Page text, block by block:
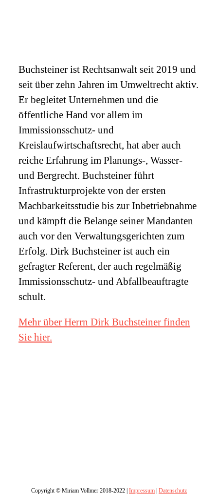
Buchsteiner ist Rechtsanwalt seit 2019 und
seit über zehn Jahren im Umweltrecht aktiv.
Er begleitet Unternehmen und die
öffentliche Hand vor allem im
Immissionsschutz- und
Kreislaufwirtschaftsrecht, hat aber auch
reiche Erfahrung im Planungs-, Wasser-
und Bergrecht. Buchsteiner führt
Infrastrukturprojekte von der ersten
Machbarkeitsstudie bis zur Inbetriebnahme
und kämpft die Belange seiner Mandanten
auch vor den Verwaltungsgerichten zum
Erfolg. Dirk Buchsteiner ist auch ein
gefragter Referent, der auch regelmäßig
Immissionsschutz- und Abfallbeauftragte
schult.
Mehr über Herrn Dirk Buchsteiner finden
Sie hier.
Copyright © Miriam Vollmer 2018-2022 | Impressum Datenschutz